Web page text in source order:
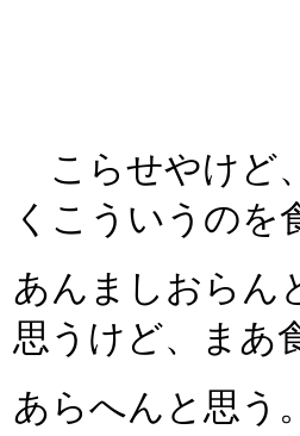
こらせやけど
くこういうのを
あんましおらん
思うけど、まあ
あらへんと思う